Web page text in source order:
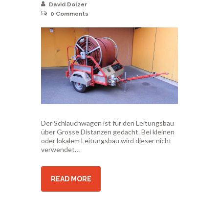
David Dolzer
0 Comments
Der Schlauchwagen ist für den Leitungsbau
über Grosse Distanzen gedacht. Bei kleinen
oder lokalem Leitungsbau wird dieser nicht
verwendet…
READ MORE